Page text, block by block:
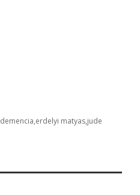
demencia erdelyi matyas jude